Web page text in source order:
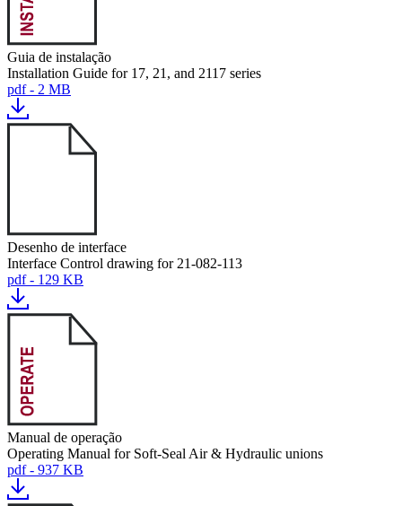
Guia de instalação
Installation Guide for 17, 21, and 2117 series
pdf - 2 MB
Desenho de interface
Interface Control drawing for 21-082-113
pdf - 129 KB
Manual de operação
Operating Manual for Soft-Seal Air & Hydraulic unions
pdf - 937 KB